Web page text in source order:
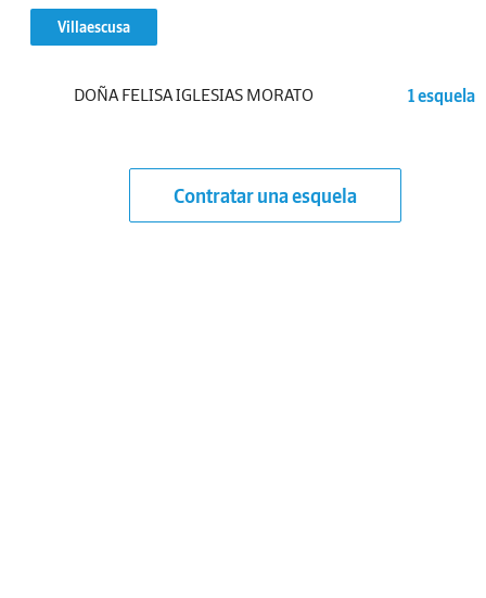
Villaescusa
DOÑA FELISA IGLESIAS MORATO 1 esquela
Contratar una esquela